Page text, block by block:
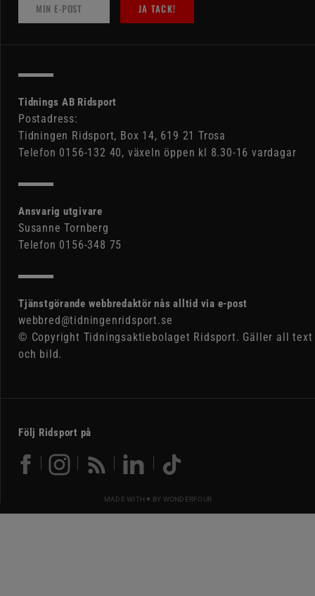
JA TACK!
Tidnings AB Ridsport
Postadress:
Tidningen Ridsport, Box 14, 619 21 Trosa
Telefon 0156-132 40, växeln öppen kl 8.30-16 vardagar
Ansvarig utgivare
Susanne Tornberg
Telefon 0156-348 75
Tjänstgörande webbredaktör nås alltid via e-post
webbred@tidningenridsport.se
© Copyright Tidningsaktiebolaget Ridsport. Gäller all text
och bild.
Följ Ridsport på
MADE WITH ♥ BY WONDERFOUR